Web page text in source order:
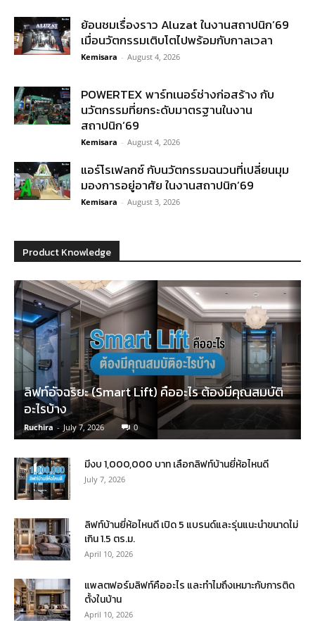
ย้อนชมเรื่องราว Aluzat ในงานสถาปนิก’69
เมื่อนวัตกรรมเติบโตไปพร้อมกับกาลเวลา
Kemisara - August 4, 2026
POWERTEX พาร์ทเนอร์ช่างก่อสร้าง กับ
นวัตกรรมที่ยกระดับมาตรฐานในงาน
สถาปนิก’69
Kemisara - August 4, 2026
แอร์โรเฟลกซ์ กับนวัตกรรมฉนวนที่เปลี่ยนมุม
มองการอยู่อาศัย ในงานสถาปนิก’69
Kemisara - August 3, 2026
Product Knowledge
ลิฟท์อัจฉริยะ (Smart Lift) คืออะไร ต้องมีคุณสมบัติ
อะไรบ้าง
Ruchira - July 7, 2026 0
มีงบ 1,000,000 บาท เลือกลิฟท์บ้านยี่ห้อไหนดี
July 7, 2026
ลิฟท์บ้านยี่ห้อไหนดี เปิด 5 แบรนด์และรุ่นแนะนำขนาดไม่
เกิน 1.5 ตร.ม.
April 10, 2026
แพลตฟอร์มลิฟท์คืออะไร และทำไมถึงเหมาะกับการติด
ตั้งในบ้าน
April 10, 2026